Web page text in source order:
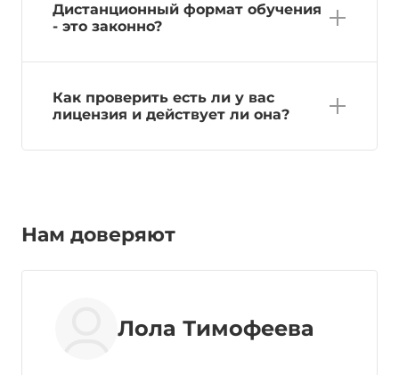
Дистанционный формат обучения
- это законно?
Как проверить есть ли у вас
лицензия и действует ли она?
Нам доверяют
Лола Тимофеева